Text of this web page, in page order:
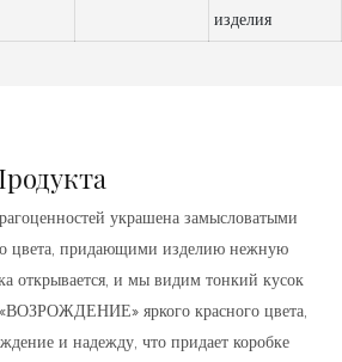
изделия
украшена замысловатыми
цвета, придающими изделию нежную
открывается, и мы видим тонкий кусок
яркого красного цвета,
и надежду, что придает коробке